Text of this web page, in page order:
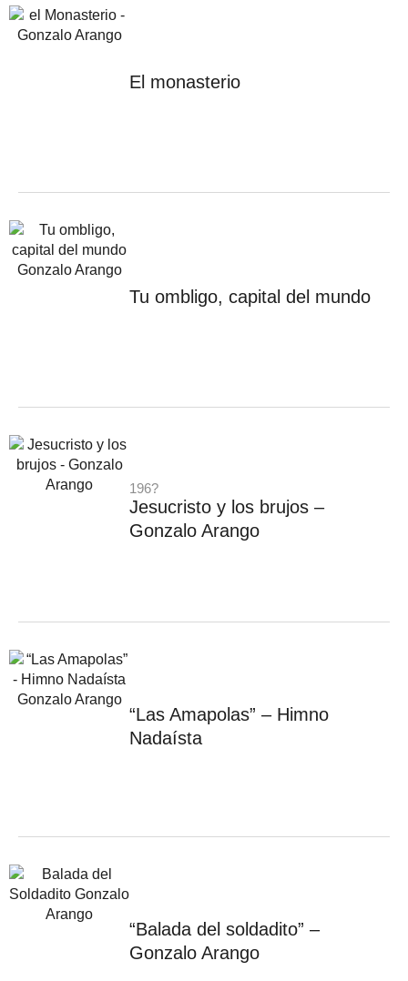
El monasterio
Tu ombligo, capital del mundo
196?
Jesucristo y los brujos –
Gonzalo Arango
“Las Amapolas” – Himno
Nadaísta
“Balada del soldadito” –
Gonzalo Arango